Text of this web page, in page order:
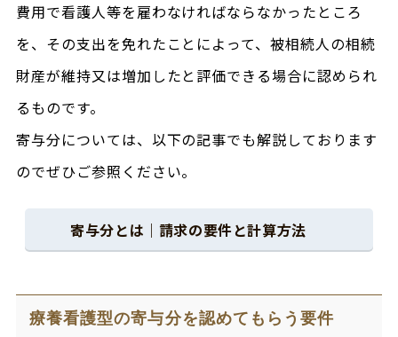
費用で看護人等を雇わなければならなかったところ
を、その支出を免れたことによって、被相続人の相続
財産が維持又は増加したと評価できる場合に認められ
るものです。
寄与分については、以下の記事でも解説しております
のでぜひご参照ください。
寄与分とは｜請求の要件と計算方法
療養看護型の寄与分を認めてもらう要件